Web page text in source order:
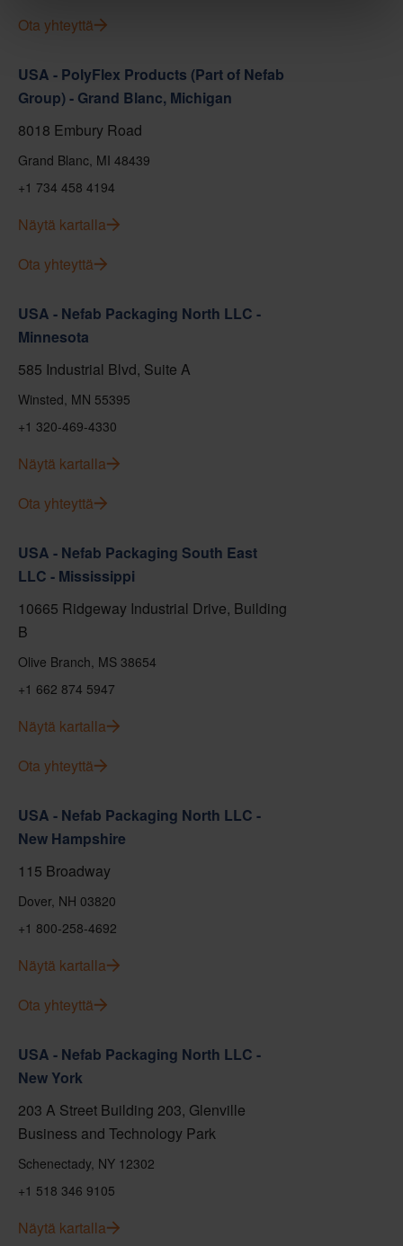
Ota yhteyttä
USA - PolyFlex Products (Part of Nefab
Group) - Grand Blanc, Michigan
8018 Embury Road
Grand Blanc, MI 48439
+1 734 458 4194
Näytä kartalla
Ota yhteyttä
USA - Nefab Packaging North LLC -
Minnesota
585 Industrial Blvd, Suite A
Winsted, MN 55395
+1 320-469-4330
Näytä kartalla
Ota yhteyttä
USA - Nefab Packaging South East
LLC - Mississippi
10665 Ridgeway Industrial Drive, Building
B
Olive Branch, MS 38654
+1 662 874 5947
Näytä kartalla
Ota yhteyttä
USA - Nefab Packaging North LLC -
New Hampshire
115 Broadway
Dover, NH 03820
+1 800-258-4692
Näytä kartalla
Ota yhteyttä
USA - Nefab Packaging North LLC -
New York
203 A Street Building 203, Glenville
Business and Technology Park
Schenectady, NY 12302
+1 518 346 9105
Näytä kartalla